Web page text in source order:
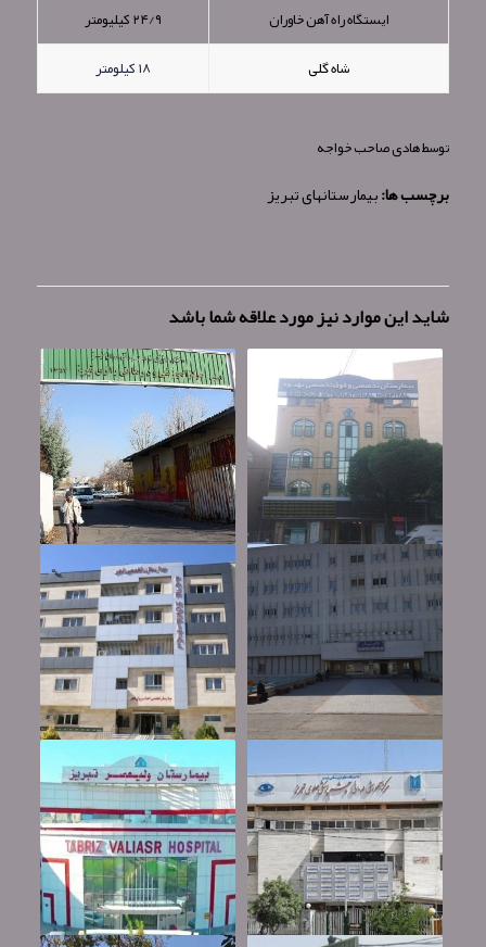
ایستگاه راه آهن خاوران
۲۴/۹ کیلیومتر
شاه گلی
۱۸ کیلومتر
توسطهادی صاحب خواجه
برچسب ها:بیمارستانهای تبریز
شاید این موارد نیز مورد علاقه شما باشد